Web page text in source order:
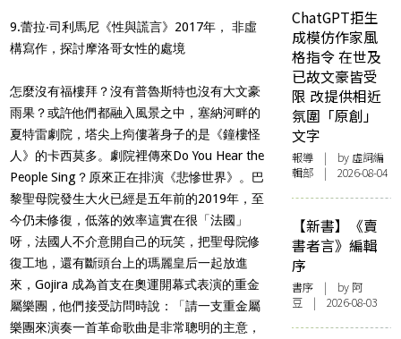
9.蕾拉‧司利馬尼《性與謊言》2017年， 非虛
構寫作，探討摩洛哥女性的處境
怎麼沒有福樓拜？沒有普魯斯特也沒有大文豪
雨果？或許他們都融入風景之中，塞納河畔的
夏特雷劇院，塔尖上痀僂著身子的是《鐘樓怪
人》的卡西莫多。劇院裡傳來Do You Hear the
People Sing？原來正在排演《悲慘世界》。巴
黎聖母院發生大火已經是五年前的2019年，至
今仍未修復，低落的效率這實在很「法國」
呀，法國人不介意開自己的玩笑，把聖母院修
復工地，還有斷頭台上的瑪麗皇后一起放進
來，Gojira 成為首支在奧運開幕式表演的重金
屬樂團，他們接受訪問時說：「請一支重金屬
樂團來演奏一首革命歌曲是非常聰明的主意，
ChatGPT拒生
成模仿作家風
格指令 在世及
已故文豪皆受
限 改提供相近
氛圍「原創」
文字
報導 | by 虛詞編
輯部 | 2026-08-04
【新書】《賣
書者言》編輯
序
書序 | by 阿
豆 | 2026-08-03